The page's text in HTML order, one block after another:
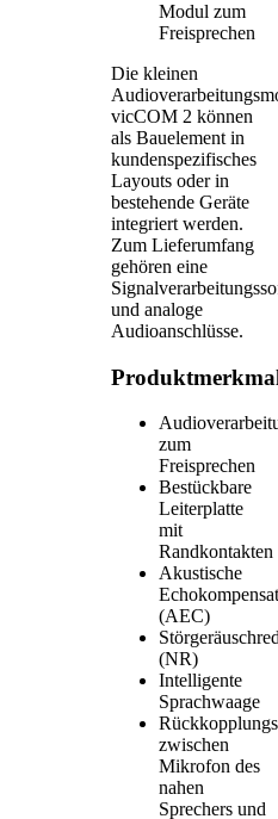
Die kleinen
vicCOM 2 können
als Bauelement in
kundenspezifisches
Layouts oder in
bestehende Geräte
integriert werden.
Zum Lieferumfang
gehören eine
und analoge
Audioanschlüsse.
zum
Freisprechen
Bestückbare
Leiterplatte
mit
Randkontakten
Akustische
(AEC)
(NR)
Intelligente
Sprachwaage
zwischen
Mikrofon des
nahen
Sprechers und